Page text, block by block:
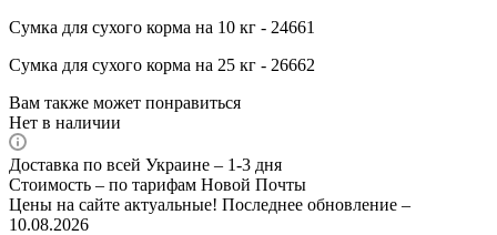
Сумка для сухого корма на 10 кг - 24661
Сумка для сухого корма на 25 кг - 26662
Вам также может понравиться
Нет в наличии
Доставка по всей Украине – 1-3 дня
Стоимость – по тарифам Новой Почты
Цены на сайте актуальные! Последнее обновление –
10.08.2026